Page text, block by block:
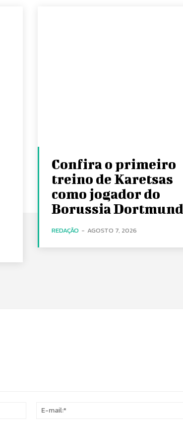
Confira o primeiro
treino de Karetsas
como jogador do
Borussia Dortmund
REDAÇÃO - AGOSTO 7, 2026
Nome:*